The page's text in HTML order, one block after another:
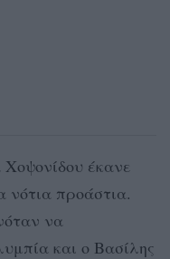
έκανε
νότια προάστια.
να
και ο Βασίλης